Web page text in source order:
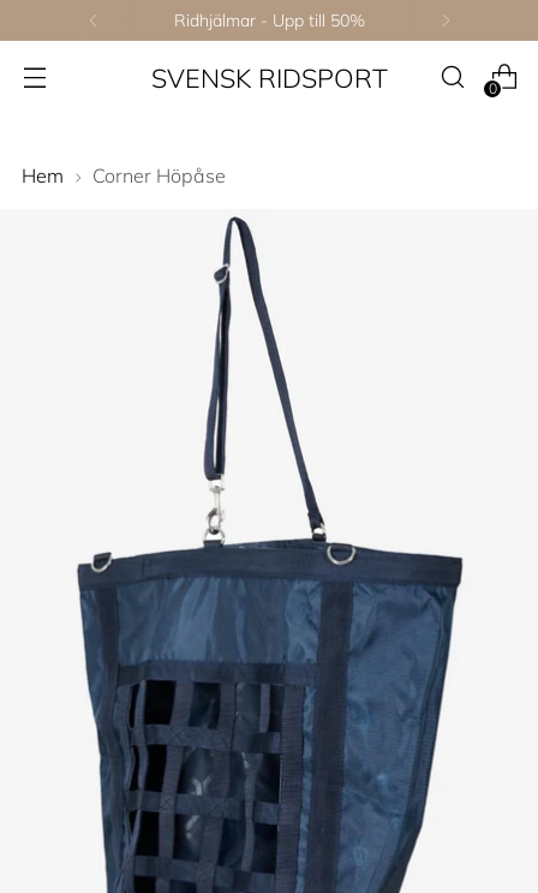
Ridhjälmar - Upp till 50%
SVENSK RIDSPORT 0
Hem Corner Höpåse